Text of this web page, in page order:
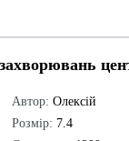
Автор: Олексій
Розмір: 7.4